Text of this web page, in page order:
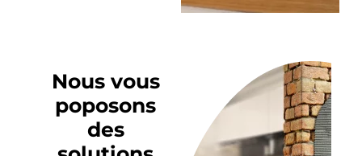
Nous vous
poposons
des